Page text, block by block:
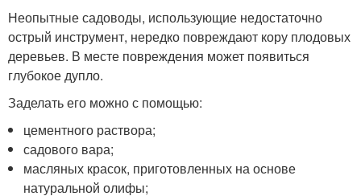
Неопытные садоводы, использующие недостаточно
острый инструмент, нередко повреждают кору плодовых
деревьев. В месте повреждения может появиться
глубокое дупло.
Заделать его можно с помощью:
цементного раствора;
садового вара;
масляных красок, приготовленных на основе
натуральной олифы;